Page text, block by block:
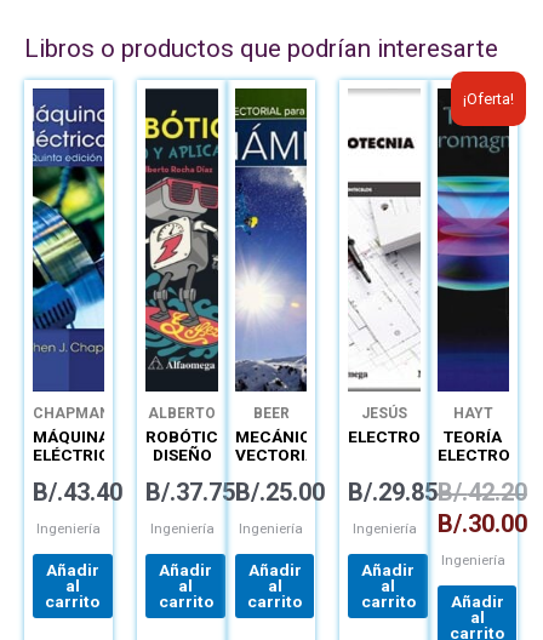
Libros o productos que podrían interesarte
CHAPMAN
MÁQUINAS
ELÉCTRICAS
B/.43.40
Ingeniería
Añadir
al
carrito
ALBERTO
ROCHA
DÍAZ
ROBÓTICA
DISEÑO
APLICACIÓN
B/.37.75
Ingeniería
Añadir
al
carrito
BEER
MECÁNICA
VECTORIAL
INGENIEROS
B/.25.00
Ingeniería
Añadir
al
carrito
JESÚS
TRASHORRAS
MONTECELOS
ELECTROTECNIA
B/.29.85
Ingeniería
Añadir
al
carrito
¡Oferta!
HAYT
TEORÍA
B/.42.20
El
precio
original
era:
B/.42.20.
B/.30.00
El
precio
actual
es:
B/
Ingeniería
Añadir
al
carrito